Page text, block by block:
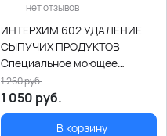
нет отзывов
ИНТЕРХИМ 602 УДАЛЕНИЕ
СЫПУЧИХ ПРОДУКТОВ
Специальное моющее
средство 5000 мл
1 050 руб.
1 260руб.
В корзину